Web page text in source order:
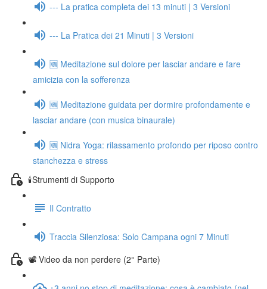
--- La pratica completa dei 13 minuti | 3 Versioni
--- La Pratica dei 21 Minuti | 3 Versioni
🆕 Meditazione sul dolore per lasciar andare e fare
amicizia con la sofferenza
🆕 Meditazione guidata per dormire profondamente e
lasciar andare (con musica binaurale)
🆕 Nidra Yoga: rilassamento profondo per riposo contro
stanchezza e stress
🕯️Strumenti di Supporto
Il Contratto
Traccia Silenziosa: Solo Campana ogni 7 Minuti
📽️ Video da non perdere (2° Parte)